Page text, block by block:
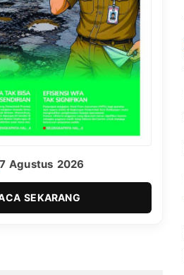
7 Agustus 2026
SEKARANG